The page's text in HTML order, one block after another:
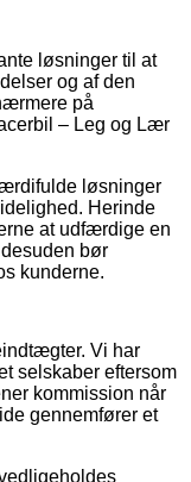
løsninger til at
og af den
på
– Leg og Lær
løsninger
Herinde
at udfærdige en
bør
kunderne.
Vi har
selskaber eftersom
kommission når
gennemfører et